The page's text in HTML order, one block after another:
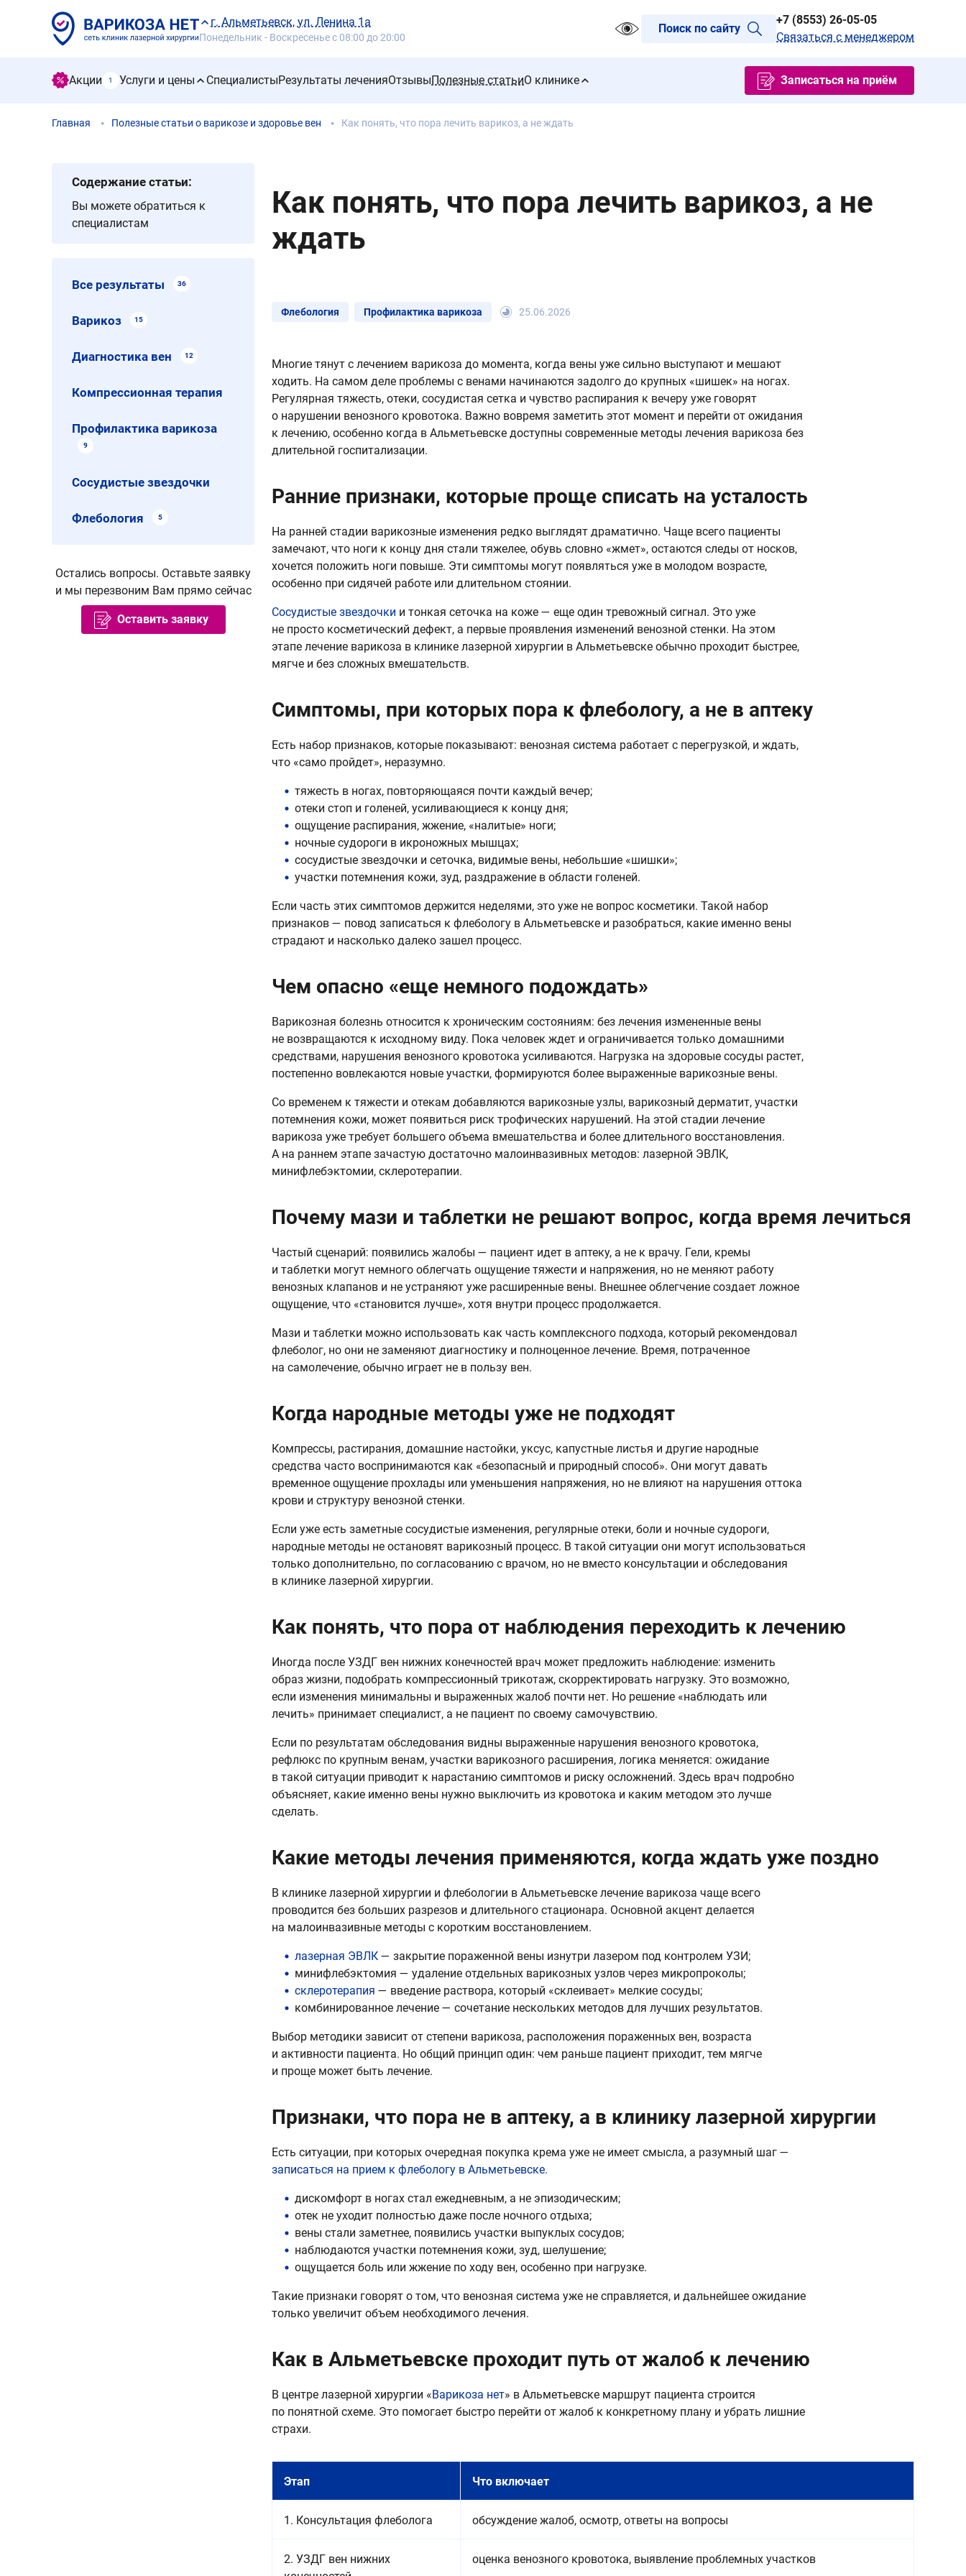
г. Альметьевск, ул. Ленина 1а
Понедельник - Воскресенье с 08:00 до 20:00
Поиск по сайту
+7 (8553) 26-05-05
Связаться с менеджером
Акции 1 Услуги и цены СпециалистыРезультаты леченияОтзывыПолезные статьиО клинике Записаться на приём
Главная Полезные статьи о варикозе и здоровье вен Как понять, что пора лечить варикоз, а не ждать
Как понять, что пора лечить варикоз, а не
ждать
Флебология Профилактика варикоза 25.06.2026
Многие тянут с лечением варикоза до момента, когда вены уже сильно выступают и мешают
ходить. На самом деле проблемы с венами начинаются задолго до крупных «шишек» на ногах.
Регулярная тяжесть, отеки, сосудистая сетка и чувство распирания к вечеру уже говорят
о нарушении венозного кровотока. Важно вовремя заметить этот момент и перейти от ожидания
к лечению, особенно когда в Альметьевске доступны современные методы лечения варикоза без
длительной госпитализации.
Ранние признаки, которые проще списать на усталость
На ранней стадии варикозные изменения редко выглядят драматично. Чаще всего пациенты
замечают, что ноги к концу дня стали тяжелее, обувь словно «жмет», остаются следы от носков,
хочется положить ноги повыше. Эти симптомы могут появляться уже в молодом возрасте,
особенно при сидячей работе или длительном стоянии.
Сосудистые звездочки и тонкая сеточка на коже — еще один тревожный сигнал. Это уже
не просто косметический дефект, а первые проявления изменений венозной стенки. На этом
этапе лечение варикоза в клинике лазерной хирургии в Альметьевске обычно проходит быстрее,
мягче и без сложных вмешательств.
Симптомы, при которых пора к флебологу, а не в аптеку
Есть набор признаков, которые показывают: венозная система работает с перегрузкой, и ждать,
что «само пройдет», неразумно.
тяжесть в ногах, повторяющаяся почти каждый вечер;
отеки стоп и голеней, усиливающиеся к концу дня;
ощущение распирания, жжение, «налитые» ноги;
ночные судороги в икроножных мышцах;
сосудистые звездочки и сеточка, видимые вены, небольшие «шишки»;
участки потемнения кожи, зуд, раздражение в области голеней.
Если часть этих симптомов держится неделями, это уже не вопрос косметики. Такой набор
признаков — повод записаться к флебологу в Альметьевске и разобраться, какие именно вены
страдают и насколько далеко зашел процесс.
Чем опасно «еще немного подождать»
Варикозная болезнь относится к хроническим состояниям: без лечения измененные вены
не возвращаются к исходному виду. Пока человек ждет и ограничивается только домашними
средствами, нарушения венозного кровотока усиливаются. Нагрузка на здоровые сосуды растет,
постепенно вовлекаются новые участки, формируются более выраженные варикозные вены.
Со временем к тяжести и отекам добавляются варикозные узлы, варикозный дерматит, участки
потемнения кожи, может появиться риск трофических нарушений. На этой стадии лечение
варикоза уже требует большего объема вмешательства и более длительного восстановления.
А на раннем этапе зачастую достаточно малоинвазивных методов: лазерной ЭВЛК,
минифлебэктомии, склеротерапии.
Почему мази и таблетки не решают вопрос, когда время лечиться
Частый сценарий: появились жалобы — пациент идет в аптеку, а не к врачу. Гели, кремы
и таблетки могут немного облегчать ощущение тяжести и напряжения, но не меняют работу
венозных клапанов и не устраняют уже расширенные вены. Внешнее облегчение создает ложное
ощущение, что «становится лучше», хотя внутри процесс продолжается.
Мази и таблетки можно использовать как часть комплексного подхода, который рекомендовал
флеболог, но они не заменяют диагностику и полноценное лечение. Время, потраченное
на самолечение, обычно играет не в пользу вен.
Когда народные методы уже не подходят
Компрессы, растирания, домашние настойки, уксус, капустные листья и другие народные
средства часто воспринимаются как «безопасный и природный способ». Они могут давать
временное ощущение прохлады или уменьшения напряжения, но не влияют на нарушения оттока
крови и структуру венозной стенки.
Если уже есть заметные сосудистые изменения, регулярные отеки, боли и ночные судороги,
народные методы не остановят варикозный процесс. В такой ситуации они могут использоваться
только дополнительно, по согласованию с врачом, но не вместо консультации и обследования
в клинике лазерной хирургии.
Как понять, что пора от наблюдения переходить к лечению
Иногда после УЗДГ вен нижних конечностей врач может предложить наблюдение: изменить
образ жизни, подобрать компрессионный трикотаж, скорректировать нагрузку. Это возможно,
если изменения минимальны и выраженных жалоб почти нет. Но решение «наблюдать или
лечить» принимает специалист, а не пациент по своему самочувствию.
Если по результатам обследования видны выраженные нарушения венозного кровотока,
рефлюкс по крупным венам, участки варикозного расширения, логика меняется: ожидание
в такой ситуации приводит к нарастанию симптомов и риску осложнений. Здесь врач подробно
объясняет, какие именно вены нужно выключить из кровотока и каким методом это лучше
сделать.
Какие методы лечения применяются, когда ждать уже поздно
В клинике лазерной хирургии и флебологии в Альметьевске лечение варикоза чаще всего
проводится без больших разрезов и длительного стационара. Основной акцент делается
на малоинвазивные методы с коротким восстановлением.
лазерная ЭВЛК — закрытие пораженной вены изнутри лазером под контролем УЗИ;
минифлебэктомия — удаление отдельных варикозных узлов через микропроколы;
склеротерапия — введение раствора, который «склеивает» мелкие сосуды;
комбинированное лечение — сочетание нескольких методов для лучших результатов.
Выбор методики зависит от степени варикоза, расположения пораженных вен, возраста
и активности пациента. Но общий принцип один: чем раньше пациент приходит, тем мягче
и проще может быть лечение.
Признаки, что пора не в аптеку, а в клинику лазерной хирургии
Есть ситуации, при которых очередная покупка крема уже не имеет смысла, а разумный шаг —
записаться на прием к флебологу в Альметьевске.
дискомфорт в ногах стал ежедневным, а не эпизодическим;
отек не уходит полностью даже после ночного отдыха;
вены стали заметнее, появились участки выпуклых сосудов;
наблюдаются участки потемнения кожи, зуд, шелушение;
ощущается боль или жжение по ходу вен, особенно при нагрузке.
Такие признаки говорят о том, что венозная система уже не справляется, и дальнейшее ожидание
только увеличит объем необходимого лечения.
Как в Альметьевске проходит путь от жалоб к лечению
В центре лазерной хирургии «Варикоза нет» в Альметьевске маршрут пациента строится
по понятной схеме. Это помогает быстро перейти от жалоб к конкретному плану и убрать лишние
страхи.
Этап Что включает
1. Консультация флеболога обсуждение жалоб, осмотр, ответы на вопросы
2. УЗДГ вен нижних
оценка венозного кровотока, выявление проблемных участков
Содержание статьи:
Вы можете обратиться к
специалистам
Все результаты 36
Варикоз 15
Диагностика вен 12
Компрессионная терапия
Профилактика варикоза
9
Сосудистые звездочки
Флебология 5
Остались вопросы. Оставьте заявку
и мы перезвоним Вам прямо сейчас
Оставить заявку